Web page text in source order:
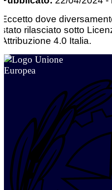
Eccetto dove
stato rilasciato sotto
Attribuzione 4.0 Italia.